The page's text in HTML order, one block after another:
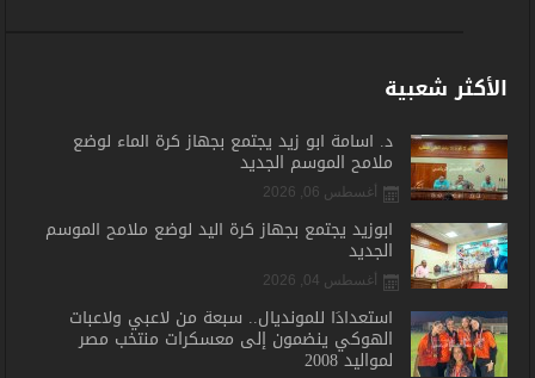
الأكثر شعبية
د. أسامة أبو زيد يجتمع بجهاز كرة الماء لوضع
ملامح الموسم الجديد
أغسطس 06, 2026
أبوزيد يجتمع بجهاز كرة اليد لوضع ملامح الموسم
الجديد
أغسطس 04, 2026
استعدادًا للمونديال.. سبعة من لاعبي ولاعبات
الهوكي ينضمون إلى معسكرات منتخب مصر
لمواليد 2008